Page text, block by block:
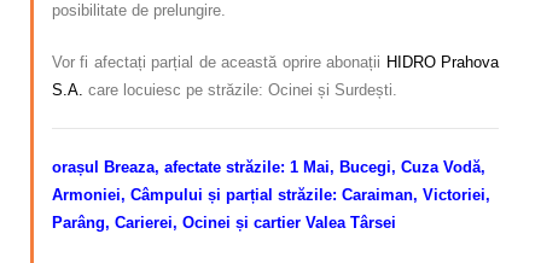
posibilitate de prelungire.
Vor fi afectați parțial de această oprire abonații HIDRO Prahova
S.A. care locuiesc pe străzile: Ocinei și Surdești.
orașul Breaza, afectate străzile: 1 Mai, Bucegi, Cuza Vodă,
Armoniei, Câmpului și parțial străzile: Caraiman, Victoriei,
Parâng, Carierei, Ocinei și cartier Valea Târsei